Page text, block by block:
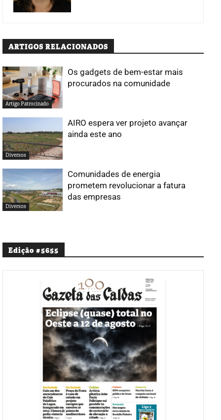
ARTIGOS RELACIONADOS
Artigo Patrocinado
Os gadgets de bem-estar mais
procurados na comunidade
Diversos
AIRO espera ver projeto avançar
ainda este ano
Diversos
Comunidades de energia
prometem revolucionar a fatura
das empresas
Edição #5655